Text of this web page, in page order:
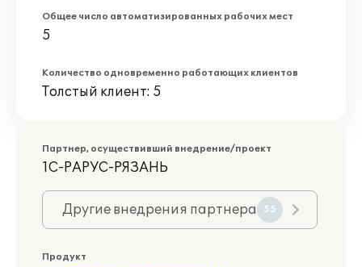
Общее число автоматизированных рабочих мест
5
Количество одновременно работающих клиентов
Толстый клиент: 5
Партнер, осуществивший внедрение/проект
1С-РАРУС-РЯЗАНЬ
Другие внедрения партнера 55
Продукт